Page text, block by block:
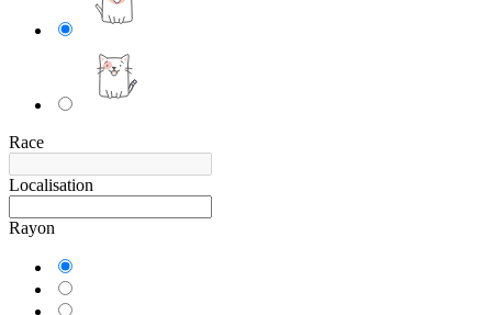
Race
Localisation
Rayon